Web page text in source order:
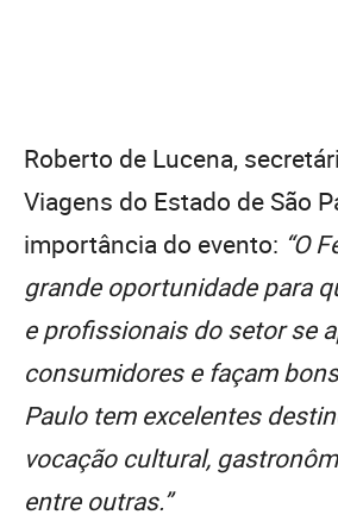
Roberto de Lucena,
Viagens do Estado de São
importância do evento: “O
grande oportunidade para
e profissionais do setor se
consumidores e façam
Paulo tem excelentes
vocação cultural,
entre outras.”